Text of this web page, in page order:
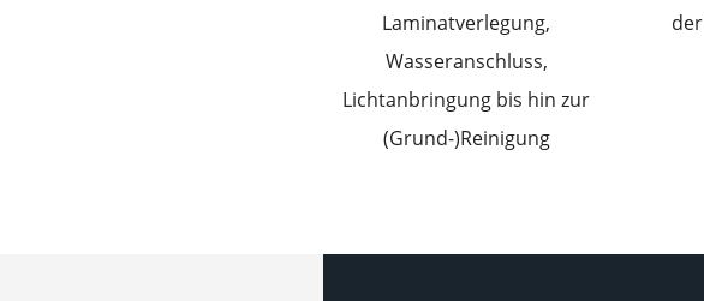
Laminatverlegung,
Wasseranschluss,
Lichtanbringung bis hin zur
(Grund-)Reinigung